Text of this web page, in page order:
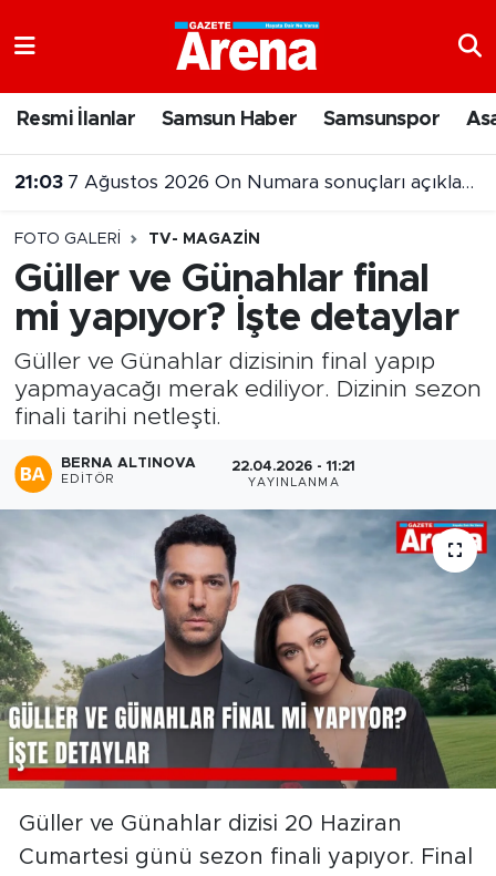
Resmi İlanlar Samsun Haber Samsunspor
21:03 7 Ağustos 2026 On Numara sonuçları açıklandı
FOTO GALERI TV- MAGAZIN
Güller ve Günahlar final
mi yapıyor? İşte detaylar
Güller ve Günahlar dizisinin final yapıp
yapmayacağı merak ediliyor. Dizinin sezon
finali tarihi netleşti.
BERNA ALTINOVA
EDITÖR
22.04.2026 - 11:21
YAYINLANMA
Güller ve Günahlar dizisi 20 Haziran
Cumartesi günü sezon finali yapıyor. Final
Samsun Namaz Vakitleri
Süper Lig Puan Durumu ve Fikstür
Tüm Manşetler
Son Dakika Haberleri
Haber Arşivi